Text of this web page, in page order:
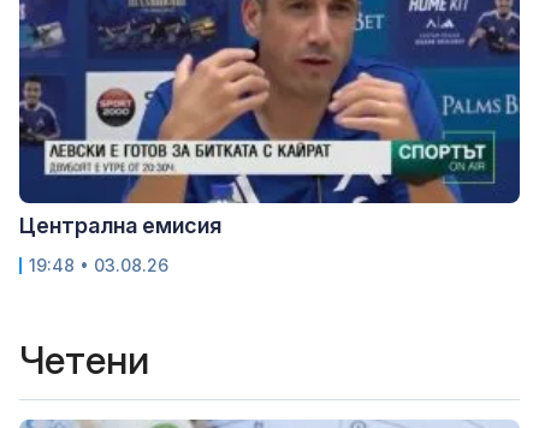
Централна емисия
19:48 • 03.08.26
Четени